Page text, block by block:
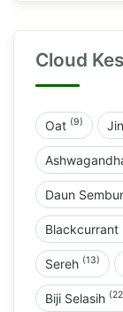
Cloud
Oat (9)
Daun
Blackcurrant
Sereh (13)
Biji Selasih